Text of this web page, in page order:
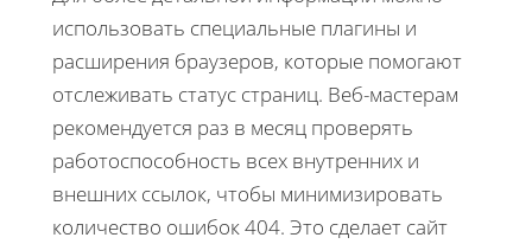
использовать специальные плагины и
расширения браузеров, которые помогают
отслеживать статус страниц. Веб-мастерам
рекомендуется раз в месяц проверять
работоспособность всех внутренних и
внешних ссылок, чтобы минимизировать
количество ошибок 404. Это сделает сайт